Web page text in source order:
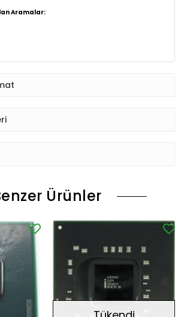
Aramalar:
Ürünler